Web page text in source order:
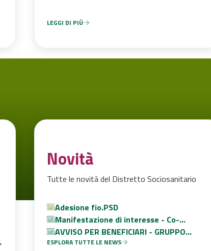
CONDIZIONE DI NON
domiciliare - CONDOMINIO SOCIALE
LEGGI DI PIÙ
Novità
Tutte le novità del Distretto Sociosanitario
Adesione fio.PSD
Manifestazione di interesse - Co-
progettazione - Condominio Sociale
AVVISO PER BENEFICIARI - GRUPPO
APPARTAMENTO PER PERSONE CON
ESPLORA TUTTE LE NEWS